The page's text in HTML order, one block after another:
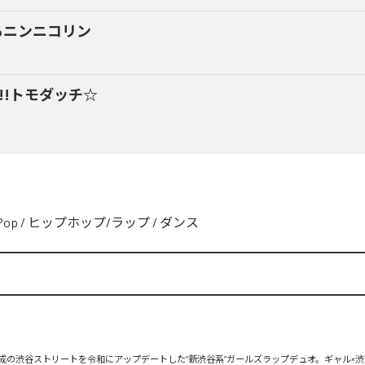
ンニコリン
トモダッチ☆
/ ヒップホップ/ラップ / ダンス
の渋谷ストリートを令和にアップデートした“新渋谷系”ガールズラップデュオ。ギャル×